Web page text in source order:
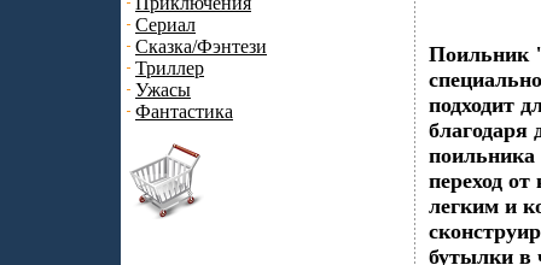
Сериал
Сказка/Фэнтези
Триллер
Ужасы
Фантастика
Поильник
подходит
переход
легким и
бутылки в